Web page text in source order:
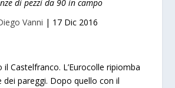
di pezzi da 90 in campo
Vanni | 17 Dic 2016
il Castelfranco. L’Eurocolle ripiomba
dei pareggi. Dopo quello con il